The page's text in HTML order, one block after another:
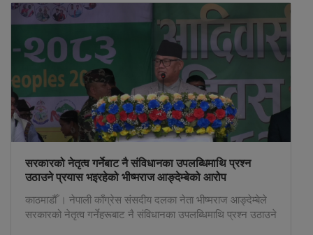
सरकारको नेतृत्व गर्नेबाट नै संविधानका उपलब्धिमाथि प्रश्न
उठाउने प्रयास भइरहेको भीष्मराज आङ्देम्बेको आरोप
काठमाडौँ । नेपाली काँग्रेस संसदीय दलका नेता भीष्मराज आङ्देम्बेले
सरकारको नेतृत्व गर्नेहरूबाट नै संविधानका उपलब्धिमाथि प्रश्न उठाउने